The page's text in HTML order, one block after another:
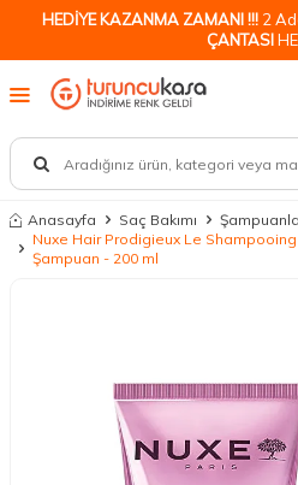
HEDİYE KAZANMA ZAMANI !!! 2
ÇANTASI
Anasayfa Saç Bakımı
Nuxe Hair Prodigieux Le Shampooing
Şampuan - 200 ml